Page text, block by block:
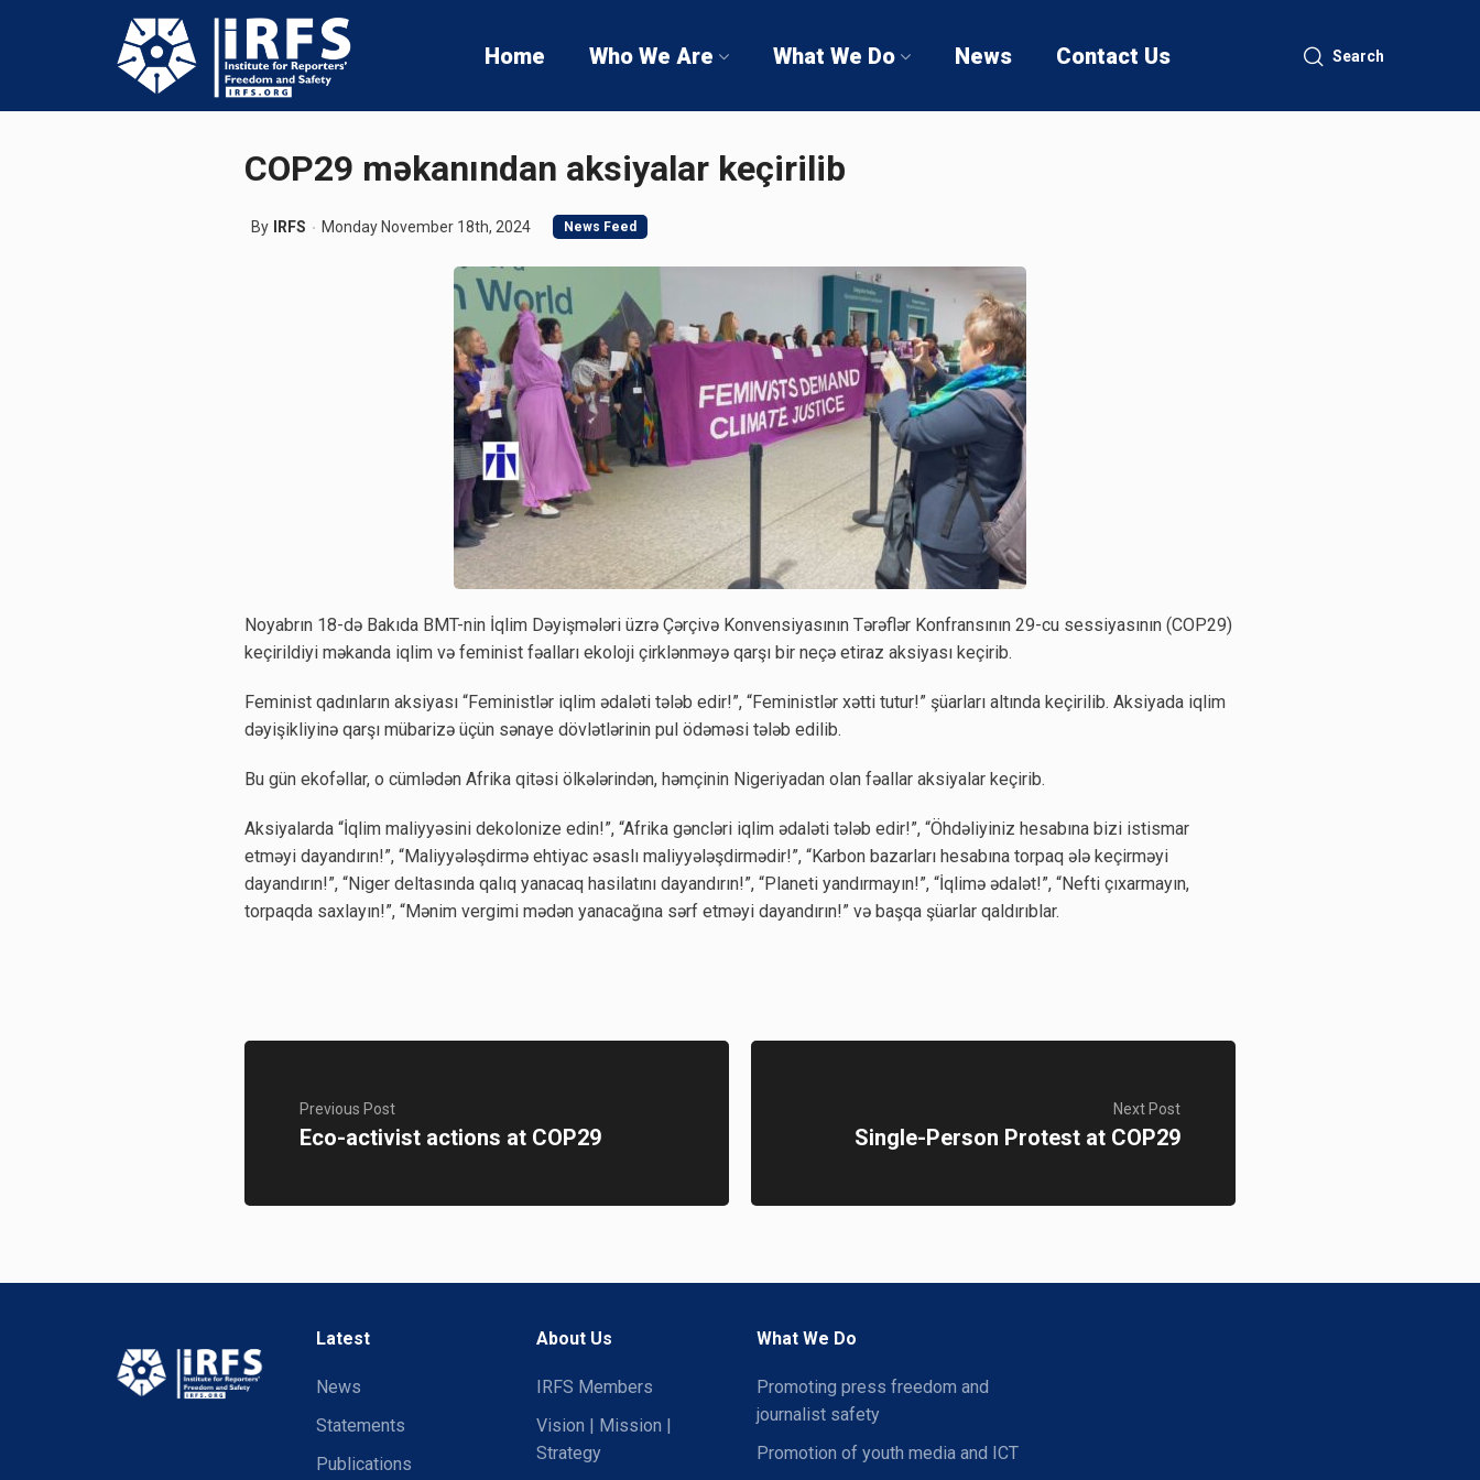
Home Who We Are What We Do News Contact Us Search
COP29 məkanından aksiyalar keçirilib
By IRFS Monday November 18th, 2024 News Feed
Noyabrın 18-də Bakıda BMT-nin İqlim Dəyişmələri üzrə Çərçivə Konvensiyasının Tərəflər Konfransının 29-cu sessiyasının (COP29)
keçirildiyi məkanda iqlim və feminist fəalları ekoloji çirklənməyə qarşı bir neçə etiraz aksiyası keçirib.
Feminist qadınların aksiyası “Feministlər iqlim ədaləti tələb edir!”, “Feministlər xətti tutur!” şüarları altında keçirilib. Aksiyada iqlim
dəyişikliyinə qarşı mübarizə üçün sənaye dövlətlərinin pul ödəməsi tələb edilib.
Bu gün ekofəllar, o cümlədən Afrika qitəsi ölkələrindən, həmçinin Nigeriyadan olan fəallar aksiyalar keçirib.
Aksiyalarda “İqlim maliyyəsini dekolonize edin!”, “Afrika gəncləri iqlim ədaləti tələb edir!”, “Öhdəliyiniz hesabına bizi istismar
etməyi dayandırın!”, “Maliyyələşdirmə ehtiyac əsaslı maliyyələşdirmədir!”, “Karbon bazarları hesabına torpaq ələ keçirməyi
dayandırın!”, “Niger deltasında qalıq yanacaq hasilatını dayandırın!”, “Planeti yandırmayın!”, “İqlimə ədalət!”, “Nefti çıxarmayın,
torpaqda saxlayın!”, “Mənim vergimi mədən yanacağına sərf etməyi dayandırın!” və başqa şüarlar qaldırıblar.
Previous Post
Eco-activist actions at COP29
Next Post
Single-Person Protest at COP29
Latest
News
Statements
Publications
About Us
IRFS Members
Vision | Mission |
Strategy
What We Do
Promoting press freedom and
journalist safety
Promotion of youth media and ICT